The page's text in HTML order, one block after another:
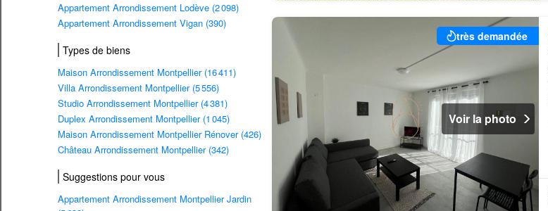
Appartement Arrondissement Lodève (2 098)
Appartement Arrondissement Vigan (390)
Types de biens
Maison Arrondissement Montpellier (16 411)
Villa Arrondissement Montpellier (5 556)
Studio Arrondissement Montpellier (4 381)
Duplex Arrondissement Montpellier (1 045)
Maison Arrondissement Montpellier Rénover (426)
Château Arrondissement Montpellier (342)
Suggestions pour vous
Appartement Arrondissement Montpellier Jardin
très demandée
Voir la photo